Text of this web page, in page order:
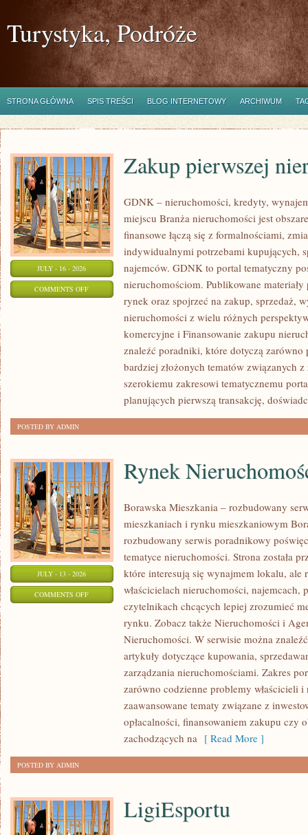
Turystyka, Podróże
STRONA GŁÓWNA SPIS TREŚCI BLOG INTERNETOWY ARCHIWUM
JULY - 16 - 2026
COMMENTS OFFON
PIERWSZEJ
NIERUCHOMOŚCI
Zakup pierwszej
GDNK – nieruchomości, kredyty,
miejscu Branża nieruchomości jest
finansowe łączą się z formalnościami,
indywidualnymi potrzebami kupujących,
najemców. GDNK to portal tematyczny
nieruchomościom. Publikowane
rynek oraz spojrzeć na zakup, sprzedaż,
nieruchomości z wielu różnych
komercyjne i Finansowanie zakupu
znaleźć poradniki, które dotyczą
bardziej złożonych tematów związanych
szerokiemu zakresowi tematycznemu
planujących pierwszą transakcję,
POSTED BY ADMIN
JULY - 13 - 2026
COMMENTS OFFON
NIERUCHOMOŚCI
Rynek
Borawska Mieszkania – rozbudowany
mieszkaniach i rynku mieszkaniowym
rozbudowany serwis poradnikowy
tematyce nieruchomości. Strona została
które interesują się wynajmem lokalu, ale
właścicielach nieruchomości, najemcach,
czytelnikach chcących lepiej zrozumieć
rynku. Zobacz także Nieruchomości i
Nieruchomości. W serwisie można
artykuły dotyczące kupowania,
zarządzania nieruchomościami. Zakres
zarówno codzienne problemy właścicieli
zaawansowane tematy związane z
opłacalności, finansowaniem zakupu czy
zachodzących na [ Read More ]
POSTED BY ADMIN
LigiEsportu